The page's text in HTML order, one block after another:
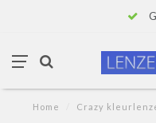
Home Crazy